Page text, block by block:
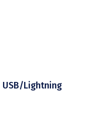
USB/Lightning